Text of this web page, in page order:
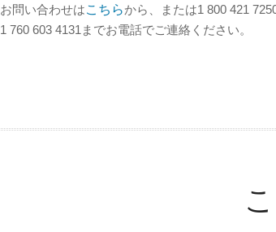
お問い合わせはこちらから、または1 800 421
1 760 603 4131までお電話でご連絡ください。